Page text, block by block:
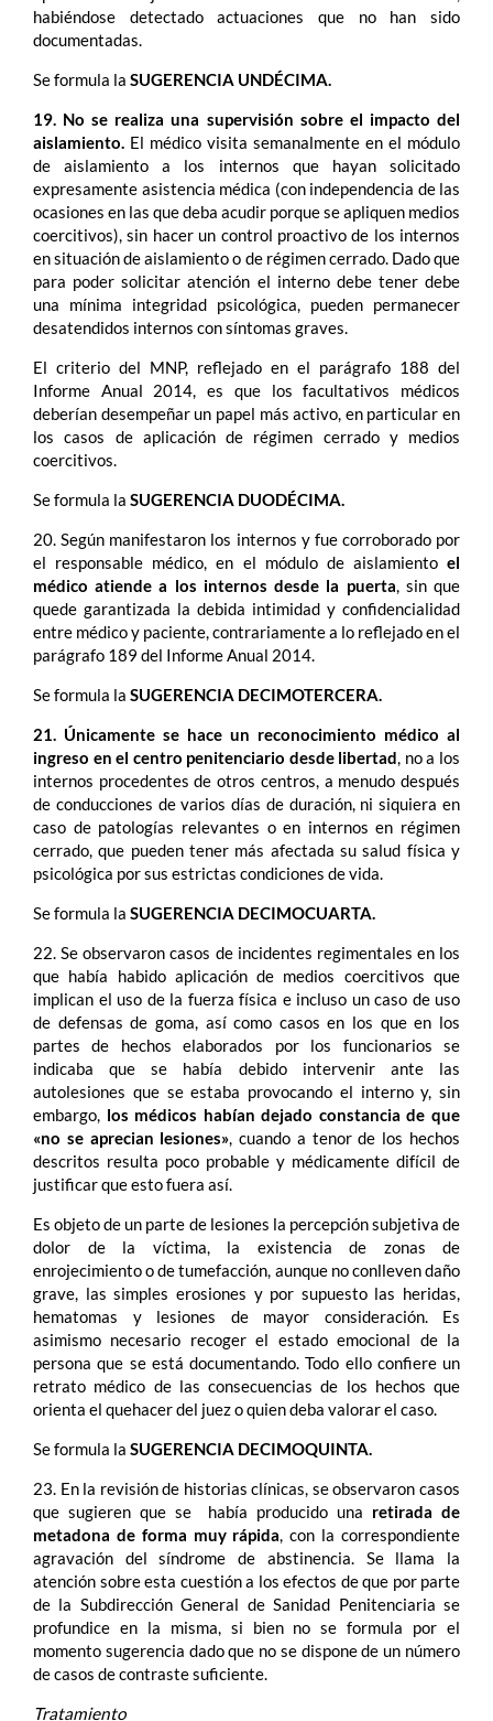
habiéndose detectado actuaciones que no han sido
documentadas.
Se formula la SUGERENCIA UNDÉCIMA.
19. No se realiza una supervisión sobre el impacto del
aislamiento. El médico visita semanalmente en el módulo
de aislamiento a los internos que hayan solicitado
expresamente asistencia médica (con independencia de las
ocasiones en las que deba acudir porque se apliquen medios
coercitivos), sin hacer un control proactivo de los internos
en situación de aislamiento o de régimen cerrado. Dado que
para poder solicitar atención el interno debe tener debe
una mínima integridad psicológica, pueden permanecer
desatendidos internos con síntomas graves.
El criterio del MNP, reflejado en el parágrafo 188 del
Informe Anual 2014, es que los facultativos médicos
deberían desempeñar un papel más activo, en particular en
los casos de aplicación de régimen cerrado y medios
coercitivos.
Se formula la SUGERENCIA DUODÉCIMA.
20. Según manifestaron los internos y fue corroborado por
el responsable médico, en el módulo de aislamiento el
médico atiende a los internos desde la puerta, sin que
quede garantizada la debida intimidad y confidencialidad
entre médico y paciente, contrariamente a lo reflejado en el
parágrafo 189 del Informe Anual 2014.
Se formula la SUGERENCIA DECIMOTERCERA.
21. Únicamente se hace un reconocimiento médico al
ingreso en el centro penitenciario desde libertad, no a los
internos procedentes de otros centros, a menudo después
de conducciones de varios días de duración, ni siquiera en
caso de patologías relevantes o en internos en régimen
cerrado, que pueden tener más afectada su salud física y
psicológica por sus estrictas condiciones de vida.
Se formula la SUGERENCIA DECIMOCUARTA.
22. Se observaron casos de incidentes regimentales en los
que había habido aplicación de medios coercitivos que
implican el uso de la fuerza física e incluso un caso de uso
de defensas de goma, así como casos en los que en los
partes de hechos elaborados por los funcionarios se
indicaba que se había debido intervenir ante las
autolesiones que se estaba provocando el interno y, sin
embargo, los médicos habían dejado constancia de que
«no se aprecian lesiones», cuando a tenor de los hechos
descritos resulta poco probable y médicamente difícil de
justificar que esto fuera así.
Es objeto de un parte de lesiones la percepción subjetiva de
dolor de la víctima, la existencia de zonas de
enrojecimiento o de tumefacción, aunque no conlleven daño
grave, las simples erosiones y por supuesto las heridas,
hematomas y lesiones de mayor consideración. Es
asimismo necesario recoger el estado emocional de la
persona que se está documentando. Todo ello confiere un
retrato médico de las consecuencias de los hechos que
orienta el quehacer del juez o quien deba valorar el caso.
Se formula la SUGERENCIA DECIMOQUINTA.
23. En la revisión de historias clínicas, se observaron casos
que sugieren que se había producido una retirada de
metadona de forma muy rápida, con la correspondiente
agravación del síndrome de abstinencia. Se llama la
atención sobre esta cuestión a los efectos de que por parte
de la Subdirección General de Sanidad Penitenciaria se
profundice en la misma, si bien no se formula por el
momento sugerencia dado que no se dispone de un número
de casos de contraste suficiente.
Tratamiento